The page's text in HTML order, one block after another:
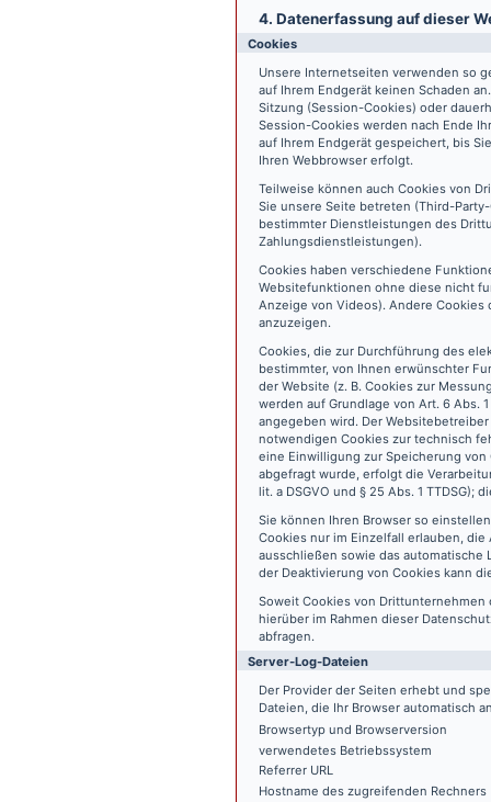
4. Datenerfassung auf dieser
Cookies
Unsere Internetseiten verwenden so
auf Ihrem Endgerät keinen Schaden
Sitzung (Session-Cookies) oder
Session-Cookies werden nach Ende
auf Ihrem Endgerät gespeichert, bis
Ihren Webbrowser erfolgt.
Teilweise können auch Cookies von
Sie unsere Seite betreten (Third-
bestimmter Dienstleistungen des
Zahlungsdienstleistungen).
Cookies haben verschiedene
Websitefunktionen ohne diese nicht
Anzeige von Videos). Andere
anzuzeigen.
Cookies, die zur Durchführung des
bestimmter, von Ihnen erwünschter
der Website (z. B. Cookies zur
werden auf Grundlage von Art. 6 Abs.
angegeben wird. Der
notwendigen Cookies zur technisch
eine Einwilligung zur Speicherung
abgefragt wurde, erfolgt die
lit. a DSGVO und § 25 Abs. 1
Sie können Ihren Browser so
Cookies nur im Einzelfall erlauben,
ausschließen sowie das automatische
der Deaktivierung von Cookies kann
Soweit Cookies von
hierüber im Rahmen dieser
abfragen.
Server-Log-Dateien
Der Provider der Seiten erhebt und
Dateien, die Ihr Browser automatisch
Browsertyp und Browserversion
verwendetes Betriebssystem
Referrer URL
Hostname des zugreifenden Rechners